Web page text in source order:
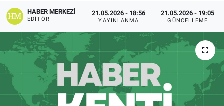
HABER MERKEZI
EDITÖR
21.05.2026 - 18:56
YAYINLANMA
21.05.2026 - 19:05
GÜNCELLEME